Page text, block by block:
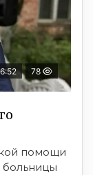
78
помощи